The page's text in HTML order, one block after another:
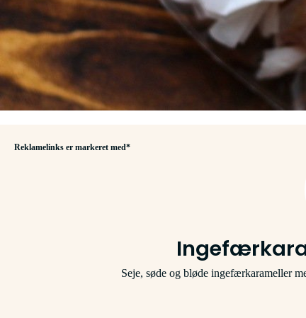
Reklamelinks er markeret med*
Seje, søde og bløde ingefærkarameller